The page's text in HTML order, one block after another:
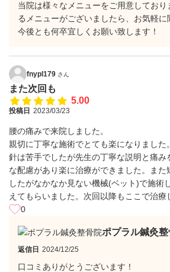
当院は様々なメニューをご用意しており
るメニューがございましたら、お気軽
今後とも何卒宜しくお願い致します！
fnypl179 さん
また次回も
5.00
投稿日 2023/03/23
腰の痛みで来院しました。
親切に丁寧な施術でとても楽になりました。
針は苦手でしたが先生の丁寧な説明と痛み
な配慮があり楽に治療ができました。また
したがなかなか見ない機械(ベット)で施術
えてもらいました。次回以降もここで治療
0
ポプラル鍼灸
返信日 2024/12/25
口コミありがとうございます！